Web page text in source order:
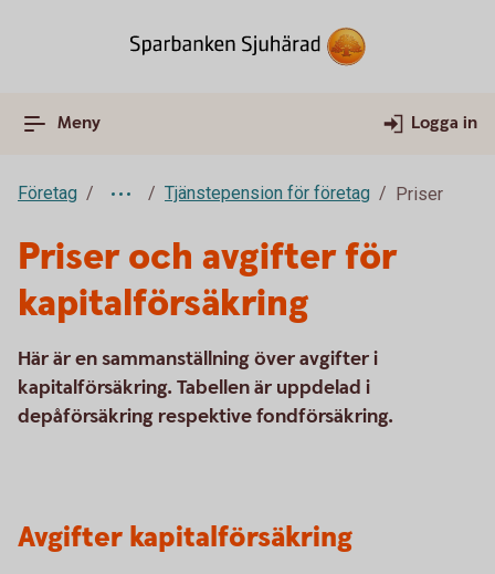
Meny Logga in
Företag Tjänstepension för företag Priser
Priser och avgifter för
kapitalförsäkring
Här är en sammanställning över avgifter i
kapitalförsäkring. Tabellen är uppdelad i
depåförsäkring respektive fondförsäkring.
Avgifter kapitalförsäkring